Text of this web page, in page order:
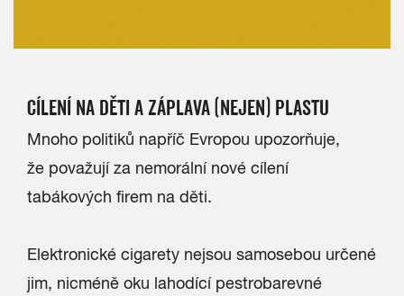
CÍLENÍ NA DĚTI A ZÁPLAVA (NEJEN) PLASTU
Mnoho politiků napříč Evropou upozorňuje,
že považují za nemorální nové cílení
tabákových firem na děti.
Elektronické cigarety nejsou samosebou určené
jim, nicméně oku lahodící pestrobarevné